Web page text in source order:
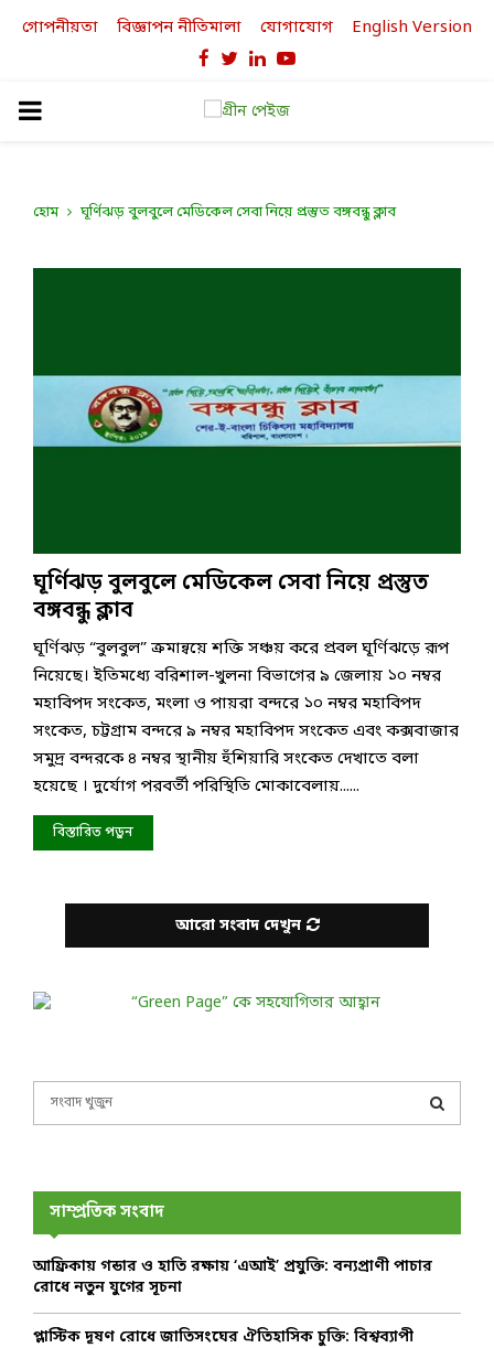
গোপনীয়তা বিজ্ঞাপন নীতিমালা যোগাযোগ English Version
Facebook
TwitterLinkedinYoutube
PRIMARY
হোম ঘূর্ণিঝড় বুলবুলে মেডিকেল সেবা নিয়ে প্রস্তুত বঙ্গবন্ধু ক্লাব
ঘূর্ণিঝড় বুলবুলে মেডিকেল সেবা নিয়ে প্রস্তুত
বঙ্গবন্ধু ক্লাব
ঘূর্ণিঝড় “বুলবুল” ক্রমান্বয়ে শক্তি সঞ্চয় করে প্রবল ঘূর্ণিঝড়ে রূপ
নিয়েছে। ইতিমধ্যে বরিশাল-খুলনা বিভাগের ৯ জেলায় ১০ নম্বর
মহাবিপদ সংকেত, মংলা ও পায়রা বন্দরে ১০ নম্বর মহাবিপদ
সংকেত, চট্টগ্রাম বন্দরে ৯ নম্বর মহাবিপদ সংকেত এবং কক্সবাজার
সমুদ্র বন্দরকে ৪ নম্বর স্থানীয় হুঁশিয়ারি সংকেত দেখাতে বলা
হয়েছে । দুর্যোগ পরবর্তী পরিস্থিতি মোকাবেলায়......
বিস্তারিত পড়ুন
আরো সংবাদ দেখুন
f
r
E
A
সাম্প্রতিক সংবাদ
আফ্রিকায় গন্ডার ও হাতি রক্ষায় ‘এআই’ প্রযুক্তি: বন্যপ্রাণী পাচার
রোধে নতুন যুগের সূচনা
প্লাস্টিক দূষণ রোধে জাতিসংঘের ঐতিহাসিক চুক্তি: বিশ্বব্যাপী